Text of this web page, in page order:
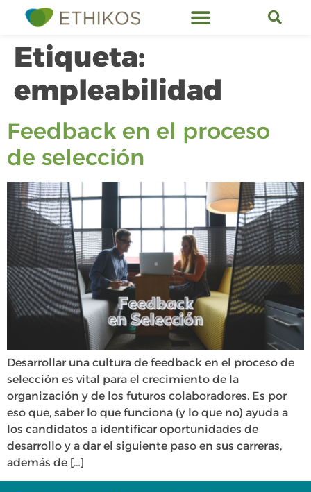
Etiqueta:
empleabilidad
Feedback en el proceso
de selección
Desarrollar una cultura de feedback en el proceso de
selección es vital para el crecimiento de la
organización y de los futuros colaboradores. Es por
eso que, saber lo que funciona (y lo que no) ayuda a
los candidatos a identificar oportunidades de
desarrollo y a dar el siguiente paso en sus carreras,
además de […]